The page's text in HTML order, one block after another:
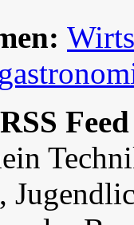
RSS Feed